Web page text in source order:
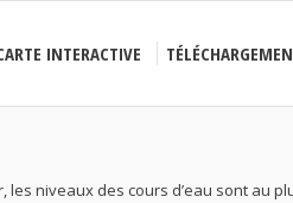
INTERACTIVE
les niveaux des cours d’eau sont au